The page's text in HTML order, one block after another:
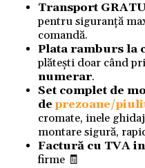
Transport
pentru siguranță
comandă.
Plata ramburs la
plătești doar când
numerar.
Set complet de
deprezoane/
cromate, inele
montare sigură,
Factură cu TVA
firme 🧾